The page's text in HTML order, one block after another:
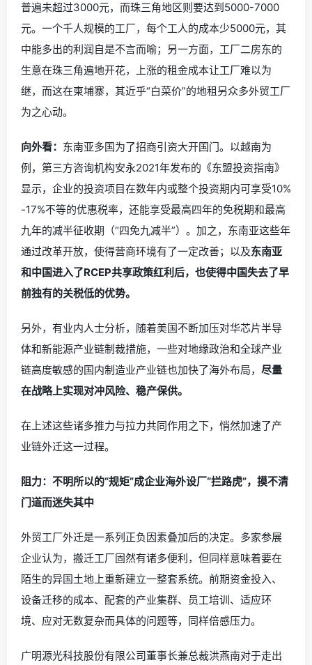
普遍未超过3000元，而珠三角地区则要达到5000-7000
元。一个千人规模的工厂，每个工人的成本少5000元，其
中能多出的利润自是不言而喻；另一方面，工厂二房东的
生意在珠三角遍地开花，上涨的租金成本让工厂难以为
继，而这在柬埔寨，其近乎“白菜价”的地租另众多外贸工厂
为之心动。
向外看： 东南亚多国为了招商引资大开国门。以越南为
例，第三方咨询机构安永2021年发布的《东盟投资指南》
显示，企业的投资项目在数年内或整个投资期内可享受10%
-17%不等的优惠税率，还能享受最高四年的免税期和最高
九年的减半征收期（“四免九减半”）。加之， 东南亚这些年
通过改革开放，使得营商环境有了一定改善；以及东南亚
和中国进入了RCEP共享政策红利后，也使得中国失去了早
前独有的关税低的优势。
另外，有业内人士分析，随着美国不断加压对华芯片半导
体和新能源产业链制裁措施，一些对地缘政治和全球产业
链高度敏感的国内制造业产业链也加快了海外布局， 尽量
在战略上实现对冲风险、稳产保供。
在上述这些诸多推力与拉力共同作用之下，悄然加速了产
业链外迁这一过程。
阻力：不明所以的“规矩”成企业海外设厂“拦路虎”，摸不清
门道而迷失其中
外贸工厂外迁是一系列正负因素叠加后的决定。多家参展
企业认为，搬迁工厂固然有诸多便利，但同样意味着要在
陌生的异国土地上重新建立一整套系统。前期资金投入、
设备迁移的成本、配套的产业集群、员工培训、适应环
境、应对无数复杂而具体的问题等，同样倍感压力。
广明源光科技股份有限公司董事长兼总裁洪燕南对于走出